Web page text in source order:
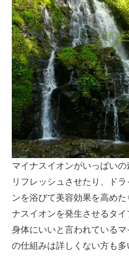
マイナスイオンがいっぱい
リフレッシュさせたり、ド
ンを浴びて美容効果を高め
ナスイオンを発生させるタイ
身体にいいと言われている
の仕組みは詳しくない方も